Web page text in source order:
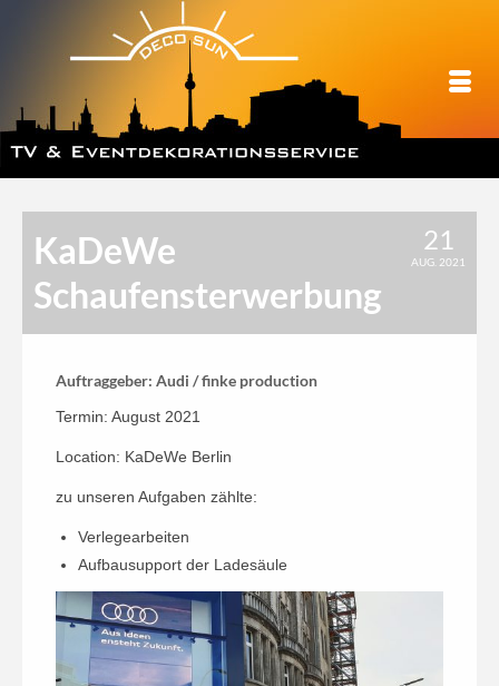
21
AUG. 2021
KaDeWe
Schaufensterwerbung
Auftraggeber: Audi / finke production
Termin: August 2021
Location: KaDeWe Berlin
zu unseren Aufgaben zählte:
Verlegearbeiten
Aufbausupport der Ladesäule